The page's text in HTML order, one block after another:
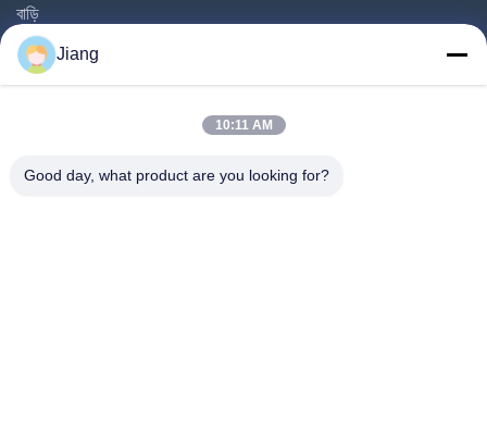
বাড়ি
পণ্য
ভিডিও
আমাদের সম্বন্ধে
Jiang
10:11 AM
Good day, what product are you looking for?